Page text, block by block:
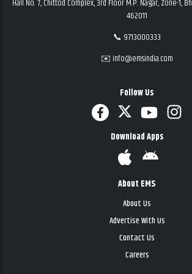
Hall No. 7, Chittod Complex, 3rd Floor M.P. Nagar, Zone-1,
462011
📞 9713000333
✉️ info@emsindia.com
Follow Us
Download Apps
About EMS
About Us
Advertise With Us
Contact Us
Careers